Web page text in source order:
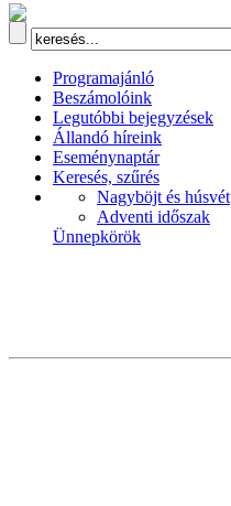
Programajánló
Beszámolóink
Legutóbbi bejegyzések
Állandó híreink
Eseménynaptár
Keresés, szűrés
Nagyböjt és húsvét
Adventi időszak
Ünnepkörök